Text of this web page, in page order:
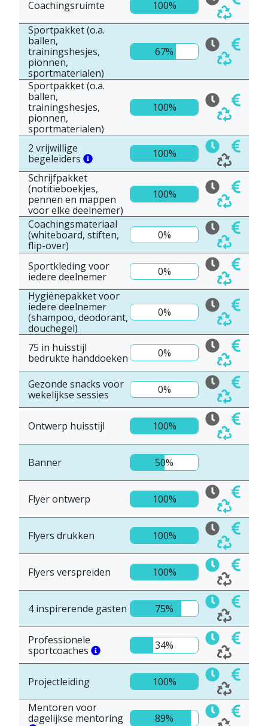
Coachingsruimte
100%
Sportpakket (o.a.
ballen,
trainingshesjes,
pionnen,
sportmaterialen)
67%
Sportpakket (o.a.
ballen,
trainingshesjes,
pionnen,
sportmaterialen)
100%
2 vrijwillige
begeleiders
100%
Schrijfpakket
(notitieboekjes,
pennen en mappen
voor elke deelnemer)
100%
Coachingsmateriaal
(whiteboard, stiften,
flip-over)
0%
Sportkleding voor
iedere deelnemer
0%
Hygiënepakket voor
iedere deelnemer
(shampoo, deodorant,
douchegel)
0%
75 in huisstijl
bedrukte handdoeken
0%
Gezonde snacks voor
wekelijkse sessies
0%
Ontwerp huisstijl 100%
Banner 50%
Flyer ontwerp 100%
Flyers drukken 100%
Flyers verspreiden 100%
4 inspirerende gasten 75%
Professionele
sportcoaches
34%
Projectleiding
100%
Mentoren voor
dagelijkse mentoring
89%